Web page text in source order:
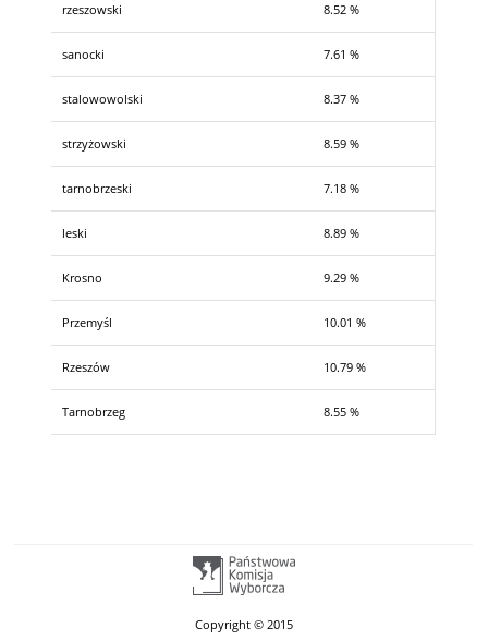
rzeszowski 8.52 %
sanocki 7.61 %
stalowowolski 8.37 %
strzyżowski 8.59 %
tarnobrzeski 7.18 %
leski 8.89 %
Krosno 9.29 %
Przemyśl 10.01 %
Rzeszów 10.79 %
Tarnobrzeg 8.55 %
Copyright © 2015